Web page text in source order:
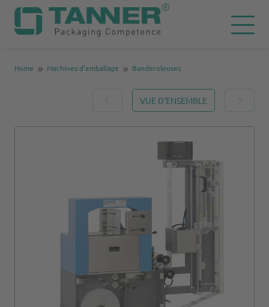
Home Machines d’emballage Banderoleuses
VUE D'ENSEMBLE